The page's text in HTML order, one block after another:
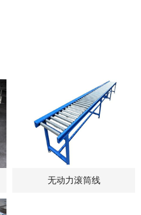
无动力滚筒线